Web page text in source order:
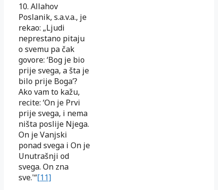
10. Allahov
Poslanik, s.a.v.a., je
rekao: „Ljudi
neprestano pitaju
o svemu pa čak
govore: ‘Bog je bio
prije svega, a šta je
bilo prije Boga’?
Ako vam to kažu,
recite: ‘On je Prvi
prije svega, i nema
ništa poslije Njega.
On je Vanjski
ponad svega i On je
Unutrašnji od
svega. On zna
sve.'“[11]